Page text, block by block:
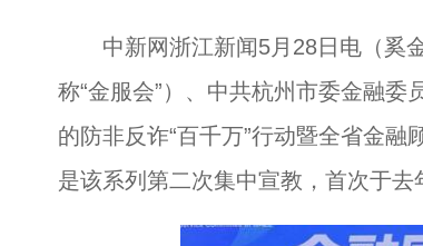
中新网浙江新闻5月28日电（奚金
称“金服会”）、中共杭州市委金融
的防非反诈“百千万”行动暨全省金
是该系列第二次集中宣教，首次于去